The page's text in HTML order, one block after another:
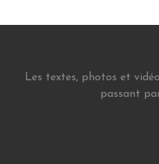
Les textes, photos et
passant